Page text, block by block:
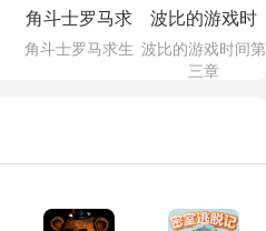
角斗士罗马求
生
角斗士罗马求生
波比的游戏时
间第三章
波比的游戏时间第
三章